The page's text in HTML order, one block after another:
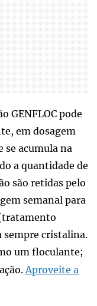
GENFLOC pode
em dosagem
se acumula na
a quantidade de
são retidas pelo
semanal para
sempre cristalina.
um floculante;
Aproveite a